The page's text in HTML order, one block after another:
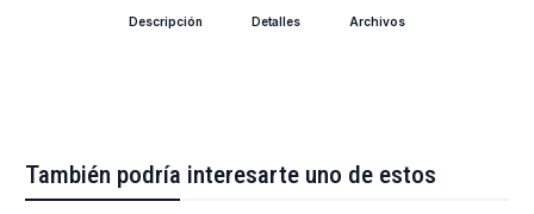
Descripción Detalles Archivos
También podría interesarte uno de estos